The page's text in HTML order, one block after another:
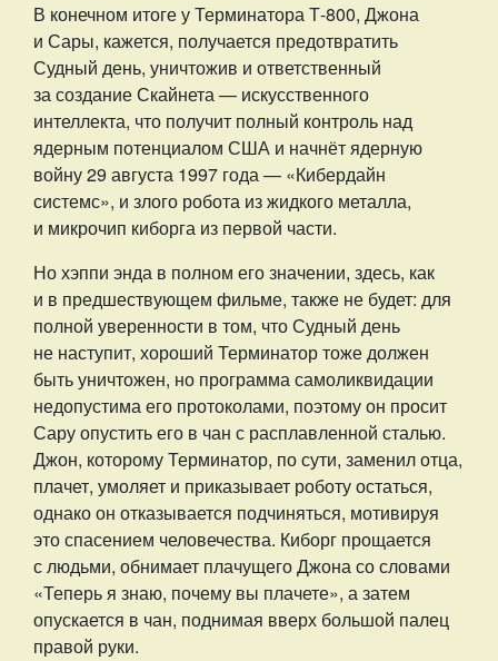
В конечном итоге у Терминатора Т-800, Джона
и Сары, кажется, получается предотвратить
Судный день, уничтожив и ответственный
за создание Скайнета — искусственного
интеллекта, что получит полный контроль над
ядерным потенциалом США и начнёт ядерную
войну 29 августа 1997 года — «Кибердайн
системс», и злого робота из жидкого металла,
и микрочип киборга из первой части.
Но хэппи энда в полном его значении, здесь, как
и в предшествующем фильме, также не будет: для
полной уверенности в том, что Судный день
не наступит, хороший Терминатор тоже должен
быть уничтожен, но программа самоликвидации
недопустима его протоколами, поэтому он просит
Сару опустить его в чан с расплавленной сталью.
Джон, которому Терминатор, по сути, заменил отца,
плачет, умоляет и приказывает роботу остаться,
однако он отказывается подчиняться, мотивируя
это спасением человечества. Киборг прощается
с людьми, обнимает плачущего Джона со словами
«Теперь я знаю, почему вы плачете», а затем
опускается в чан, поднимая вверх большой палец
правой руки.